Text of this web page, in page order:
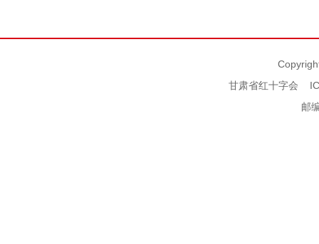
甘肃省红十字会
邮